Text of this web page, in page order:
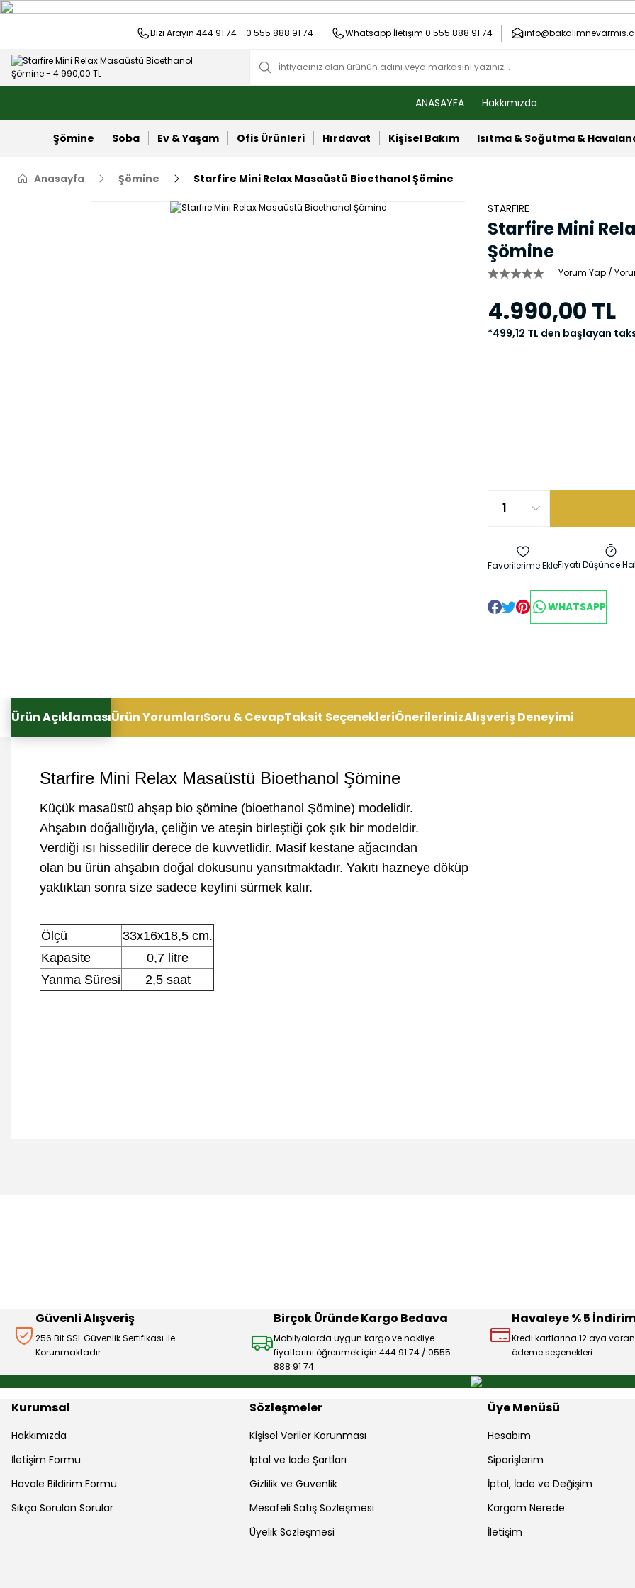
Bizi Arayın 444 91 74 - 0 555 888 91 74 Whatsapp İletişim 0 555 888 91 74
ANASAYFA Hakkımızda
Şömine Soba Ev & Yaşam Ofis Ürünleri Hırdavat Kişisel Bakım Isıtma & Soğutma &
Anasayfa Şömine Starfire Mini Relax Masaüstü Bioethanol Şömine
STARFIRE
Starfire Mini
Şömine
Yorum Yap /
4.990,00 TL
*499,12 TL den başlayan
Fiyatı Düşünce
WHATSAPP
Ürün AçıklamasıÜrün YorumlarıSoru & CevapTaksit SeçenekleriÖnerilerinizAlışveriş Deneyimi
Starfire Mini Relax Masaüstü Bioethanol Şömine
Küçük masaüstü ahşap bio şömine (bioethanol Şömine) modelidir.
Ahşabın doğallığıyla, çeliğin ve ateşin birleştiği çok şık bir modeldir.
Verdiği ısı hissedilir derece de kuvvetlidir. Masif kestane ağacından
olan bu ürün ahşabın doğal dokusunu yansıtmaktadır. Yakıtı hazneye döküp
yaktıktan sonra size sadece keyfini sürmek kalır.
Ölçü
33x16x18,5 cm.
Kapasite
0,7 litre
Yanma Süresi
2,5 saat
Güvenli Alışveriş
256 Bit SSL Güvenlik Sertifikası İle
Korunmaktadır.
Birçok Üründe Kargo Bedava
Mobilyalarda uygun kargo ve nakliye
fiyatlarını öğrenmek için 444 91 74 / 0555
888 91 74
Havaleye % 5 İndirim
Kredi kartlarına 12 aya
ödeme seçenekleri
Kurumsal
Hakkımızda
İletişim Formu
Havale Bildirim Formu
Sıkça Sorulan Sorular
Sözleşmeler
Kişisel Veriler Korunması
İptal ve İade Şartları
Gizlilik ve Güvenlik
Mesafeli Satış Sözleşmesi
Üyelik Sözleşmesi
Üye Menüsü
Hesabım
Siparişlerim
İptal, İade ve Değişim
Kargom Nerede
İletişim